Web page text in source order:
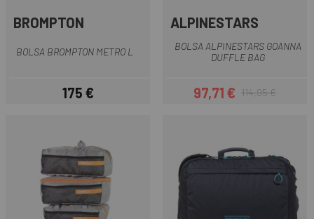
BROMPTON
BOLSA BROMPTON METRO L
Precio
175 €
ALPINESTARS
BOLSA ALPINESTARS GOANNA
DUFFLE BAG
Precio
97,71 €Precio regular
114,95 €